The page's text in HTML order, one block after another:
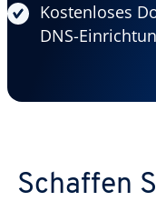
Kostenloses
DNS-
Schaffen